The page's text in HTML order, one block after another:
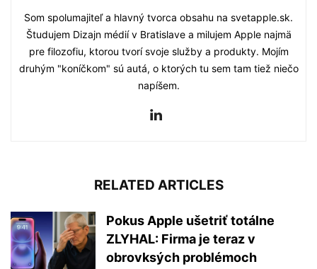
Som spolumajiteľ a hlavný tvorca obsahu na svetapple.sk.
Študujem Dizajn médií v Bratislave a milujem Apple najmä
pre filozofiu, ktorou tvorí svoje služby a produkty. Mojím
druhým "koníčkom" sú autá, o ktorých tu sem tam tiež niečo
napíšem.
RELATED ARTICLES
Pokus Apple ušetriť totálne
ZLYHAL: Firma je teraz v
obrovksých problémoch